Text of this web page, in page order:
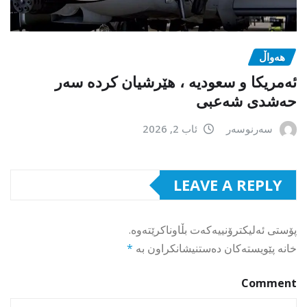
هەواڵ
ئەمریکا و سعودیە ، هێرشیان کردە سەر
حەشدی شەعبی
سەرنوسەر ئاب 2, 2026
LEAVE A REPLY
پۆستی ئەلیکترۆنییەکەت بڵاوناکرێتەوە.
خانە پێویستەکان دەستنیشانکراون بە *
Comment